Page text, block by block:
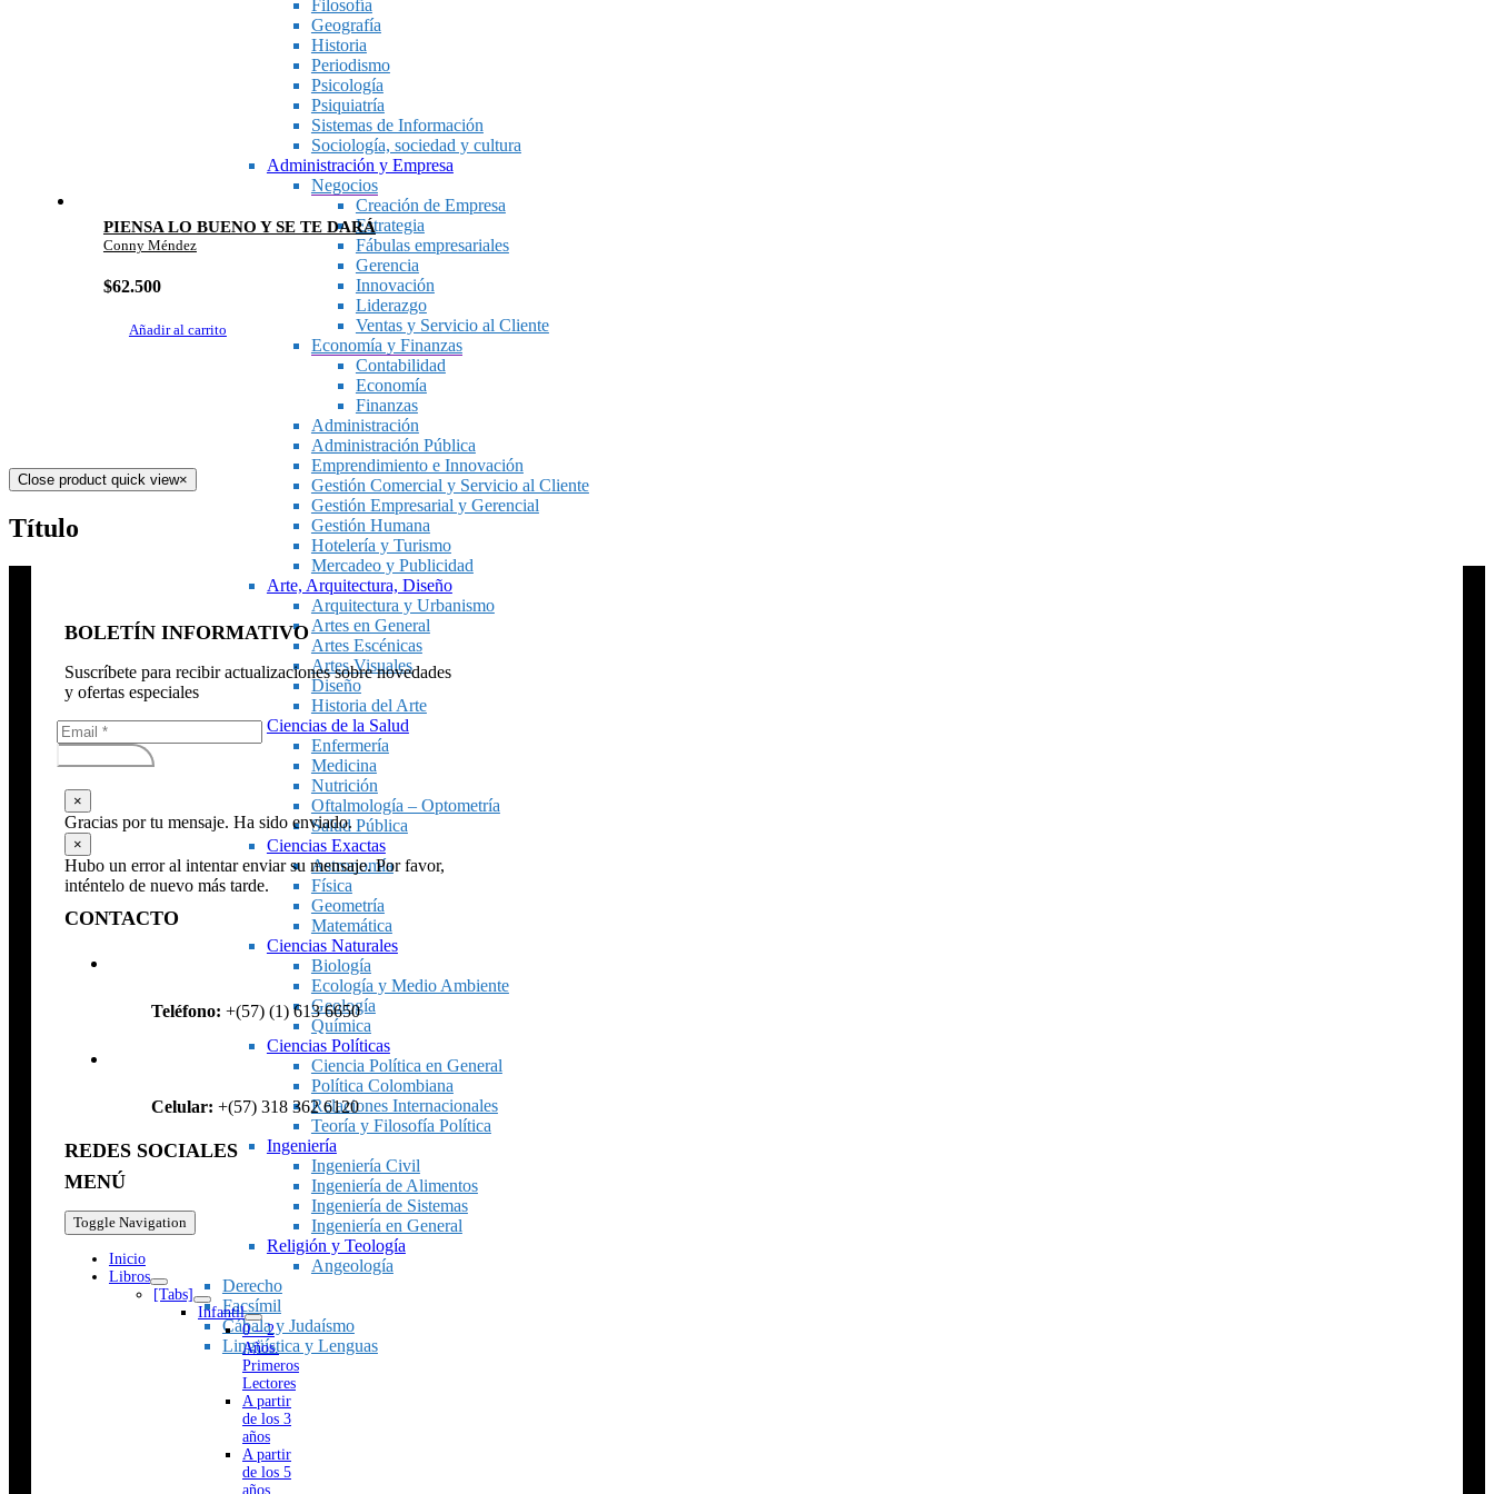
Filosofía
Geografía
Historia
Periodismo
Psicología
Psiquiatría
Sistemas de Información
Sociología, sociedad y cultura
Administración y Empresa
Negocios
Creación de Empresa
Estrategia
Fábulas empresariales
Gerencia
Innovación
Liderazgo
Ventas y Servicio al Cliente
Economía y Finanzas
Contabilidad
Economía
Finanzas
Administración
Administración Pública
Emprendimiento e Innovación
Gestión Comercial y Servicio al Cliente
Gestión Empresarial y Gerencial
Gestión Humana
Hotelería y Turismo
Mercadeo y Publicidad
Arte, Arquitectura, Diseño
Arquitectura y Urbanismo
Artes en General
Artes Escénicas
Artes Visuales
Diseño
Historia del Arte
Ciencias de la Salud
Enfermería
Medicina
Nutrición
Oftalmología – Optometría
Salud Pública
Ciencias Exactas
Astronomía
Física
Geometría
Matemática
Ciencias Naturales
Biología
Ecología y Medio Ambiente
Geología
Química
Ciencias Políticas
Ciencia Política en General
Política Colombiana
Relaciones Internacionales
Teoría y Filosofía Política
Ingeniería
Ingeniería Civil
Ingeniería de Alimentos
Ingeniería de Sistemas
Ingeniería en General
Religión y Teología
Angeología
Derecho
Facsímil
Cábala y Judaísmo
Lingüística y Lenguas
PIENSA LO BUENO Y SE TE DARÁ
Conny Méndez
$62.500
Añadir al carrito
Close product quick view×
Título
BOLETÍN INFORMATIVO
Suscríbete para recibir actualizaciones sobre novedades
y ofertas especiales
Subscribirse
×
Gracias por tu mensaje. Ha sido enviado.
×
Hubo un error al intentar enviar su mensaje. Por favor,
inténtelo de nuevo más tarde.
CONTACTO
Teléfono: +(57) (1) 613 6650
Celular: +(57) 318 362 6120
REDES SOCIALES
MENÚ
Toggle Navigation
Inicio
Libros
[Tabs]
Infantil
0 – 2
Años.
Primeros
Lectores
A partir
de los 3
años
A partir
de los 5
años